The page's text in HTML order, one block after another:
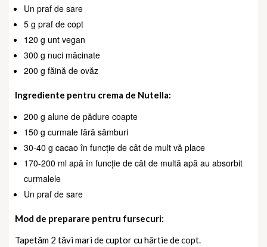
Un praf de sare
5 g praf de copt
120 g unt vegan
300 g nuci măcinate
200 g făină de ovăz
Ingrediente pentru crema de Nutella:
200 g alune de pădure coapte
150 g curmale fără sâmburi
30-40 g cacao în funcție de cât de mult vă place
170-200 ml apă în funcție de cât de multă apă au absorbit
curmalele
Un praf de sare
Mod de preparare pentru fursecuri:
Tapetăm 2 tăvi mari de cuptor cu hârtie de copt.